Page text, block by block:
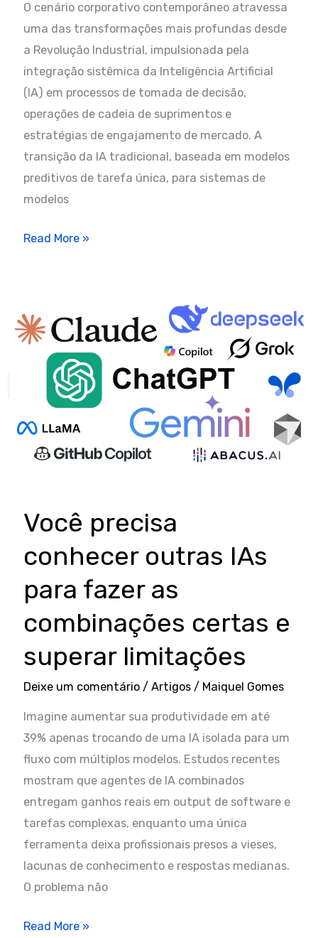
O cenário corporativo contemporâneo atravessa
uma das transformações mais profundas desde
a Revolução Industrial, impulsionada pela
integração sistêmica da Inteligência Artificial
(IA) em processos de tomada de decisão,
operações de cadeia de suprimentos e
estratégias de engajamento de mercado. A
transição da IA tradicional, baseada em modelos
preditivos de tarefa única, para sistemas de
modelos
IA
Artificial
Aplicada
Negócios:
Uma
Análise
Multidimensional
de
Fundação,
Autonomia
e
a
dos
Paradigmas
Read More »
Você precisa
conhecer outras IAs
para fazer as
combinações certas e
superar limitações
Deixe um comentário /Artigos / Maiquel Gomes
Imagine aumentar sua produtividade em até
39% apenas trocando de uma IA isolada para um
fluxo com múltiplos modelos. Estudos recentes
mostram que agentes de IA combinados
entregam ganhos reais em output de software e
tarefas complexas, enquanto uma única
ferramenta deixa profissionais presos a vieses,
lacunas de conhecimento e respostas medianas.
O problema não
Você
Read More »